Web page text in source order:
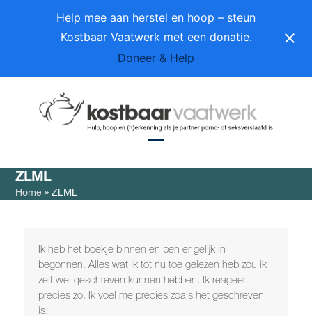
Help mee aan herstel en hoop – steun
Kostbaar Vaatwerk met een donatie.
Doneer & Help
menu
menu
ZLML
Home »ZLML
Ik heb het boekje binnen en ben er gelijk in
begonnen. Alles wat ik tot nu toe gelezen heb zou ik
zelf wel geschreven kunnen hebben. Ik reageer
precies zo. Ik voel me precies zoals het geschreven
is.